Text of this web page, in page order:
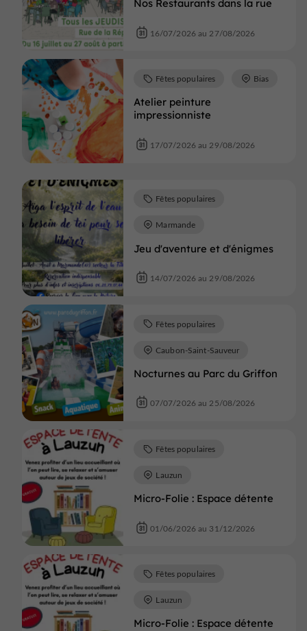
Nos Restaurants dans la rue
16/07/2026 au 27/08/2026
Atelier peinture
impressionniste
Fêtes populaires Bias
17/07/2026 au 29/08/2026
Jeu d'aventure et d'énigmes
Fêtes populaires
Marmande
14/07/2026 au 29/08/2026
Nocturnes au Parc du Griffon
Fêtes populaires
Caubon-Saint-Sauveur
07/07/2026 au 25/08/2026
Micro-Folie : Espace détente
Fêtes populaires
Lauzun
01/06/2026 au 31/12/2026
Micro-Folie : Espace détente
Fêtes populaires
Lauzun